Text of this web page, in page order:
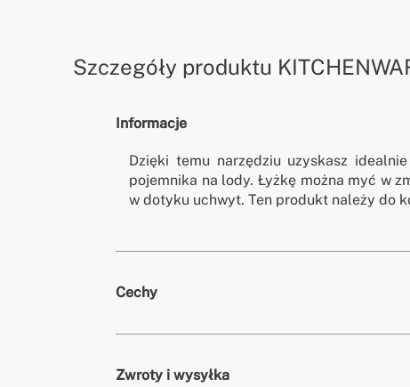
Szczegóły produktu
Informacje
Dzięki temu narzędziu uzyskasz
pojemnika na lody. Łyżkę można myć w
w dotyku uchwyt. Ten produkt należy do
Cechy
Zwroty i wysyłka